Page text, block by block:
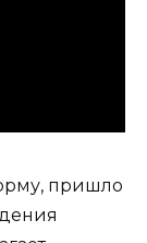
пришло